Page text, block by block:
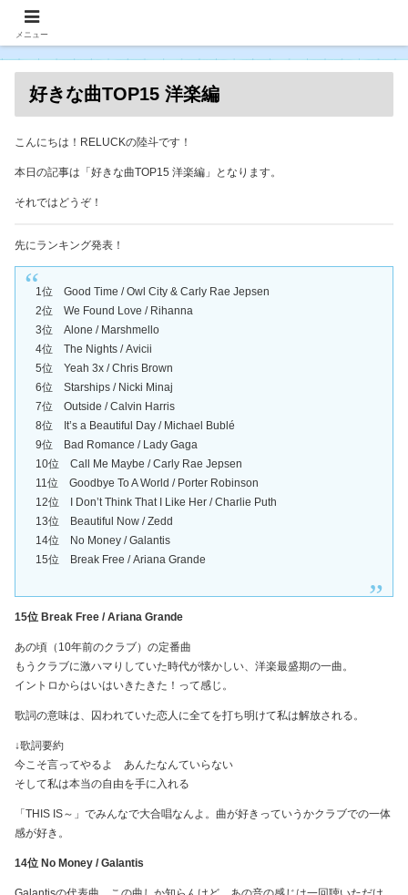
好きな曲TOP15 洋楽編
こんにちは！RELUCKの陸斗です！
本日の記事は「好きな曲TOP15 洋楽編」となります。
それではどうぞ！
先にランキング発表！
1位 Good Time / Owl City & Carly Rae Jepsen
2位 We Found Love / Rihanna
3位 Alone / Marshmello
4位 The Nights / Avicii
5位 Yeah 3x / Chris Brown
6位 Starships / Nicki Minaj
7位 Outside / Calvin Harris
8位 It’s a Beautiful Day / Michael Bublé
9位 Bad Romance / Lady Gaga
10位 Call Me Maybe / Carly Rae Jepsen
11位 Goodbye To A World / Porter Robinson
12位 I Don’t Think That I Like Her / Charlie Puth
13位 Beautiful Now / Zedd
14位 No Money / Galantis
15位 Break Free / Ariana Grande
15位 Break Free / Ariana Grande
あの頃（10年前のクラブ）の定番曲
もうクラブに激ハマりしていた時代が懐かしい、洋楽最盛期の一曲。
イントロからはいはいきたきた！って感じ。
歌詞の意味は、囚われていた恋人に全てを打ち明けて私は解放される。
↓歌詞要約
今こそ言ってやるよ あんたなんていらない
そして私は本当の自由を手に入れる
「THIS IS～」でみんなで大合唱なんよ。曲が好きっていうかクラブでの一体
感が好き。
14位 No Money / Galantis
メニュー